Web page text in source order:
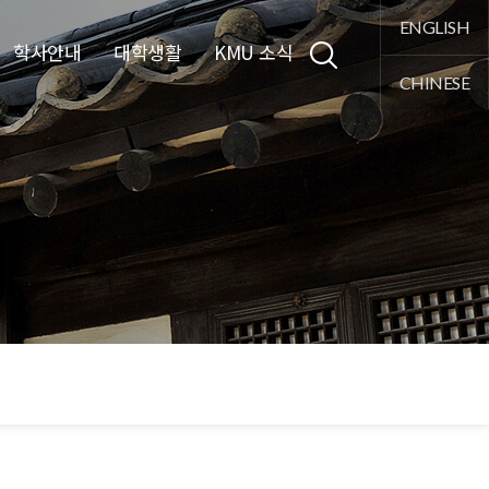
학사안내 대학생활 KMU 소식
통합검색
ENGLISH
CHINESE